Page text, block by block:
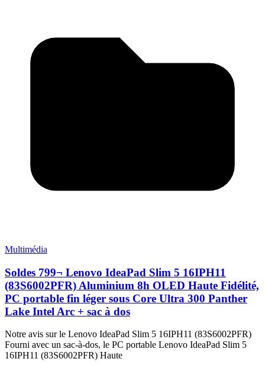
Multimédia
Soldes 799¬ Lenovo IdeaPad Slim 5 16IPH11
(83S6002PFR) Aluminium 8h OLED Haute Fidélité,
PC portable fin léger sous Core Ultra 300 Panther
Lake Intel Arc + sac à dos
Notre avis sur le Lenovo IdeaPad Slim 5 16IPH11 (83S6002PFR)
Fourni avec un sac-à-dos, le PC portable Lenovo IdeaPad Slim 5
16IPH11 (83S6002PFR) Haute